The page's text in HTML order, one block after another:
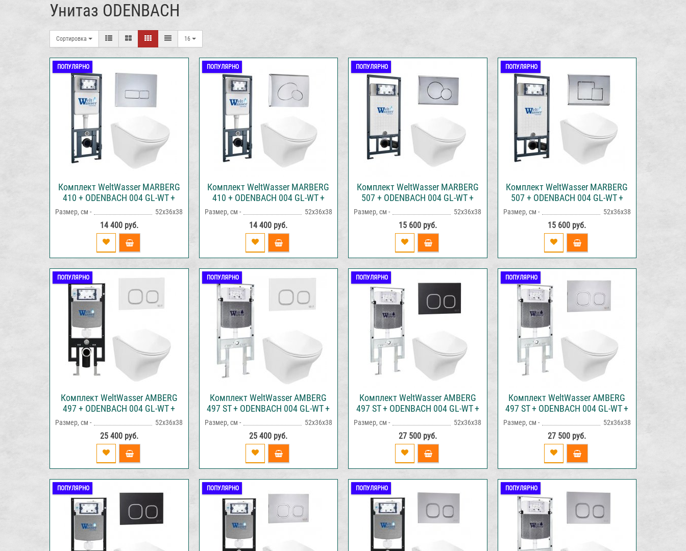
Унитаз ODENBACH
Сортировка 16
ПОПУЛЯРНО
Комплект WeltWasser MARBERG
410 + ODENBACH 004 GL-WT +
MAR 410 SE инсталляция с
унитазом и кнопкой смыва
Размер, см - 52х36х38
14 400 руб.
ПОПУЛЯРНО
Комплект WeltWasser MARBERG
410 + ODENBACH 004 GL-WT +
MAR410 RD инсталляция с
унитазом и кнопкой смыва
Размер, см - 52х36х38
14 400 руб.
ПОПУЛЯРНО
Комплект WeltWasser MARBERG
507 + ODENBACH 004 GL-WT +
MAR 507 RD инсталляция с
унитазом и кнопкой смыва
Размер, см - 52х36х38
15 600 руб.
ПОПУЛЯРНО
Комплект WeltWasser MARBERG
507 + ODENBACH 004 GL-WT +
MAR 507 SE инсталляция с
унитазом и кнопкой смыва
Размер, см - 52х36х38
15 600 руб.
ПОПУЛЯРНО
Комплект WeltWasser AMBERG
497 + ODENBACH 004 GL-WT +
AMBERG RD-WT инсталляция с
унитазом и кнопкой смыва
Размер, см - 52х36х38
25 400 руб.
ПОПУЛЯРНО
Комплект WeltWasser AMBERG
497 ST + ODENBACH 004 GL-WT +
AMBERG RD-WT инсталляция с
унитазом и кнопкой смыва
Размер, см - 52х36х38
25 400 руб.
ПОПУЛЯРНО
Комплект WeltWasser AMBERG
497 ST + ODENBACH 004 GL-WT +
AMBERG RD-BL инсталляция с
унитазом и кнопкой смыва
Размер, см - 52х36х38
27 500 руб.
ПОПУЛЯРНО
Комплект WeltWasser AMBERG
497 ST + ODENBACH 004 GL-WT +
AMBERG RD-MT CR инсталляция
с унитазом и кнопкой смыва
Размер, см - 52х36х38
27 500 руб.
ПОПУЛЯРНО ПОПУЛЯРНО ПОПУЛЯРНО ПОПУЛЯРНО